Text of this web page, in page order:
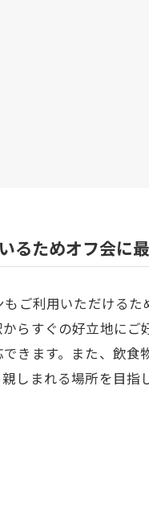
るためオフ会に
ご利用いただける
らすぐの好立地に
きます。また、飲
しまれる場所を目指